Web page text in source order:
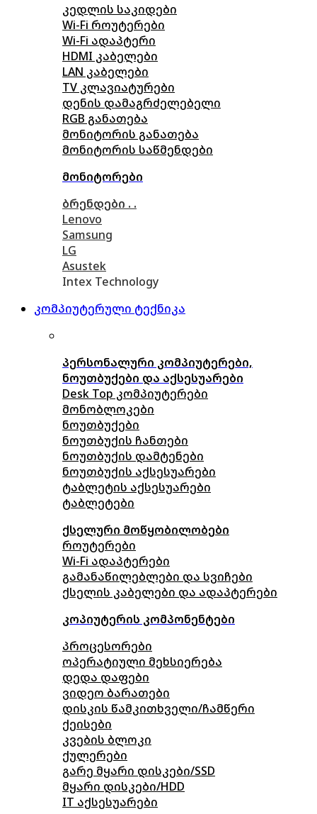
კედლის საკიდები
Wi-Fi როუტერები
Wi-Fi ადაპტერი
HDMI კაბელები
LAN კაბელები
TV კლავიატურები
დენის დამაგრძელებელი
RGB განათება
მონიტორის განათება
მონიტორის საწმენდები
მონიტორები
ბრენდები . .
Lenovo
Samsung
LG
Asustek
Intex Technology
კომპიუტერული ტექნიკა
პერსონალური კომპიუტერები,
ნოუთბუქები და აქსესუარები
Desk Top კომპიუტერები
მონობლოკები
ნოუთბუქები
ნოუთბუქის ჩანთები
ნოუთბუქის დამტენები
ნოუთბუქის აქსესუარები
ტაბლეტის აქსესუარები
ტაბლეტები
ქსელური მოწყობილობები
როუტერები
Wi-Fi ადაპტერები
გამანაწილებლები და სვიჩები
ქსელის კაბელები და ადაპტერები
კოპიუტერის კომპონენტები
პროცესორები
ოპერატიული მეხსიერება
დედა დაფები
ვიდეო ბარათები
დისკის წამკითხველი/ჩამწერი
ქეისები
კვების ბლოკი
ქულერები
გარე მყარი დისკები/SSD
მყარი დისკები/HDD
IT აქსესუარები